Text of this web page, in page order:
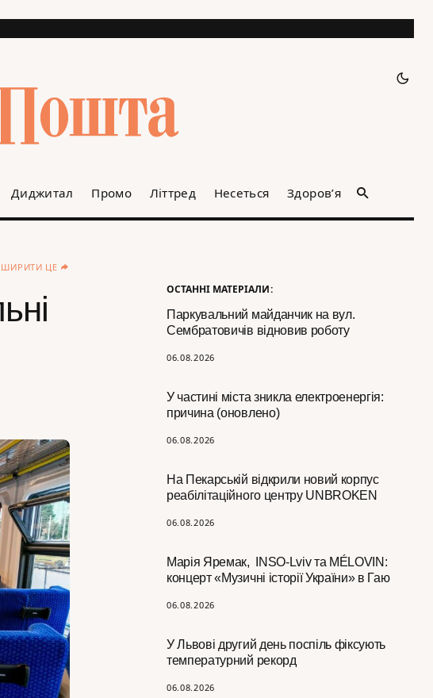
Диджитал Промо Літтред Несеться Здоров’я
ОСТАННІ МАТЕРІАЛИ:
Паркувальний майданчик на вул.
Сембратовичів відновив роботу
06.08.2026
У частині міста зникла електроенергія:
причина (оновлено)
06.08.2026
На Пекарській відкрили новий корпус
реабілітаційного центру UNBROKEN
06.08.2026
Марія Яремак, INSO-Lviv та MÉLOVIN:
концерт «Музичні історії України» в Гаю
06.08.2026
У Львові другий день поспіль фіксують
температурний рекорд
06.08.2026
ЦЕ